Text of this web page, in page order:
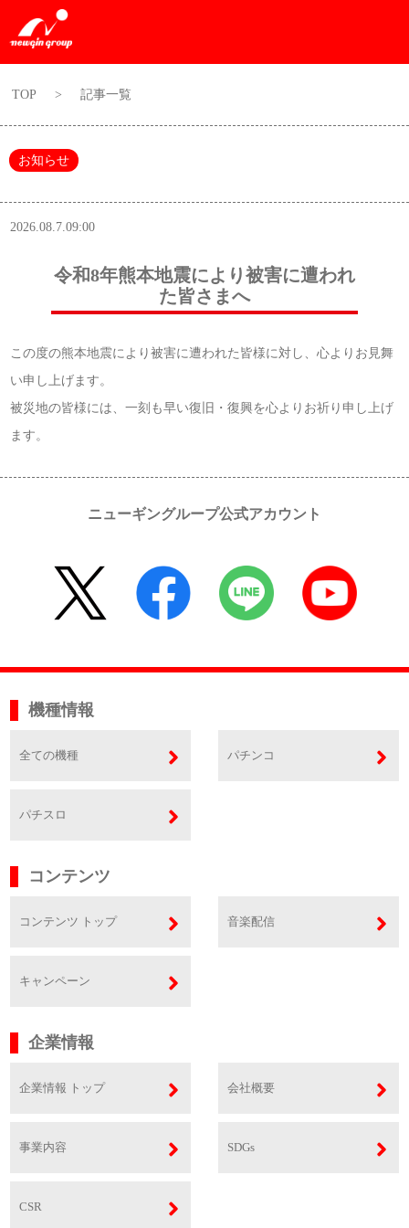
TOP > 記事一覧
お知らせ
2026.08.7.09:00
令和8年熊本地震により被害に遭われ
た皆さまへ
この度の熊本地震により被害に遭われた皆様に対し、心よりお見舞
い申し上げます。
被災地の皆様には、一刻も早い復旧・復興を心よりお祈り申し上げ
ます。
ニューギングループ公式アカウント
機種情報
全ての機種 パチンコ
パチスロ
コンテンツ
コンテンツ トップ 音楽配信
キャンペーン
企業情報
企業情報 トップ 会社概要
事業内容 SDGs
CSR